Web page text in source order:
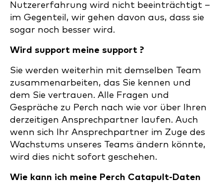
Nutzererfahrung wird nicht beeinträchtigt –
im Gegenteil, wir gehen davon aus, dass sie
sogar noch besser wird.
Wird support meine support ?
Sie werden weiterhin mit demselben Team
zusammenarbeiten, das Sie kennen und
dem Sie vertrauen. Alle Fragen und
Gespräche zu Perch nach wie vor über Ihren
derzeitigen Ansprechpartner laufen. Auch
wenn sich Ihr Ansprechpartner im Zuge des
Wachstums unseres Teams ändern könnte,
wird dies nicht sofort geschehen.
Wie kann ich meine Perch Catapult-Daten